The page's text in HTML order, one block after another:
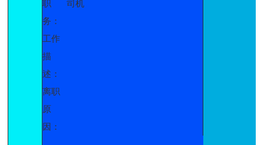
职
务：
司机
工作
描
述：
离职
原
因：